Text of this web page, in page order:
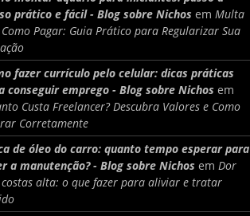
prático e fácil - Blog sobre Nichos em Multa
Pagar: Guia Prático para Regularizar Sua
fazer currículo pelo celular: dicas práticas
conseguir emprego - Blog sobre Nichos em
Custa Freelancer? Descubra Valores e Como
Corretamente
de óleo do carro: quanto tempo esperar para
a manutenção? - Blog sobre Nichos em Dor
alta: o que fazer para aliviar e tratar